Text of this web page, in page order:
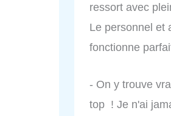
ressort avec
Le personnel et
fonctionne
- On y trouve
top ! Je n'ai